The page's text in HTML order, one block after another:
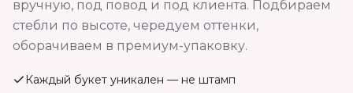
вручную, под повод и под клиента. Подбираем
стебли по высоте, чередуем оттенки,
оборачиваем в премиум-упаковку.
Каждый букет уникален — не штамп